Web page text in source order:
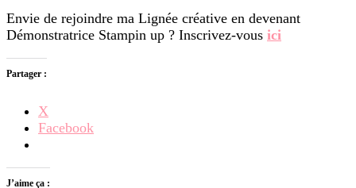
Envie de rejoindre ma Lignée créative en devenant
Démonstratrice Stampin up ? Inscrivez-vous ici
Partager :
X
Facebook
J’aime ça :